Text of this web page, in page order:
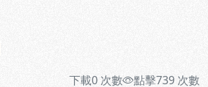
下載0 次數 點擊739 次數